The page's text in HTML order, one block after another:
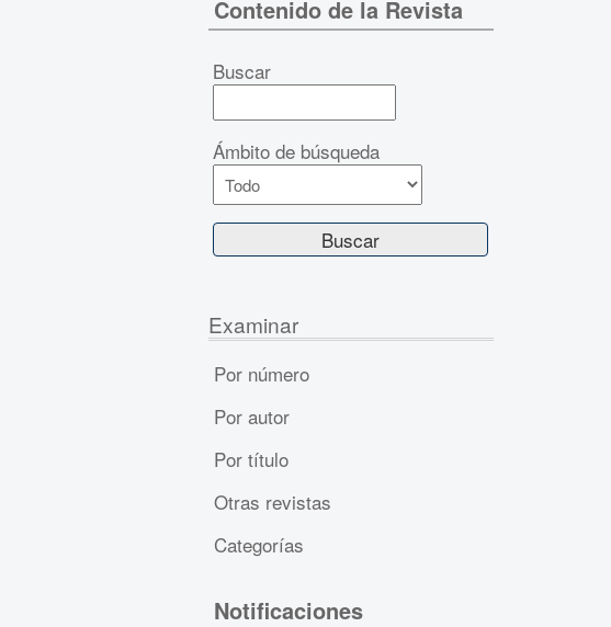
Contenido de la Revista
Buscar
Ámbito de búsqueda
Examinar
Por número
Por autor
Por título
Otras revistas
Categorías
Notificaciones